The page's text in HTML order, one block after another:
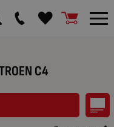
C4